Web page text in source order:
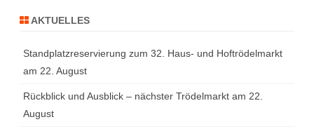
AKTUELLES
Standplatzreservierung zum 32. Haus- und Hoftrödelmarkt
am 22. August
Rückblick und Ausblick – nächster Trödelmarkt am 22.
August